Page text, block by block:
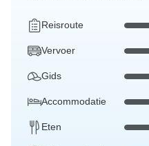
Reisroute
Vervoer
Gids
Accommodatie
Eten